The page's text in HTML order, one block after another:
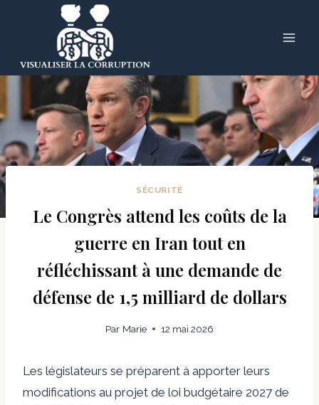
SÉCURITÉ
Le Congrès attend les coûts de la
guerre en Iran tout en
réfléchissant à une demande de
défense de 1,5 milliard de dollars
Par Marie 12 mai 2026
Les législateurs se préparent à apporter leurs
modifications au projet de loi budgétaire 2027 de